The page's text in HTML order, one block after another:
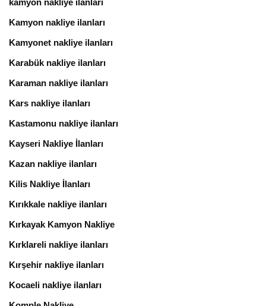
Kamyon nakliye ilanları
Kamyonet nakliye ilanları
Karabük nakliye ilanları
Karaman nakliye ilanları
Kars nakliye ilanları
Kastamonu nakliye ilanları
Kayseri Nakliye İlanları
Kazan nakliye ilanları
Kilis Nakliye İlanları
Kırıkkale nakliye ilanları
Kırkayak Kamyon Nakliye
Kırklareli nakliye ilanları
Kırşehir nakliye ilanları
Kocaeli nakliye ilanları